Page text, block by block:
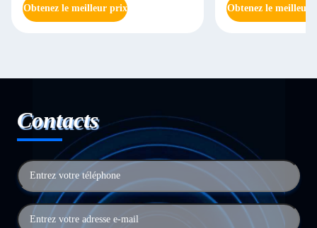
Obtenez le meilleur prix Obtenez le meilleur
Contacts